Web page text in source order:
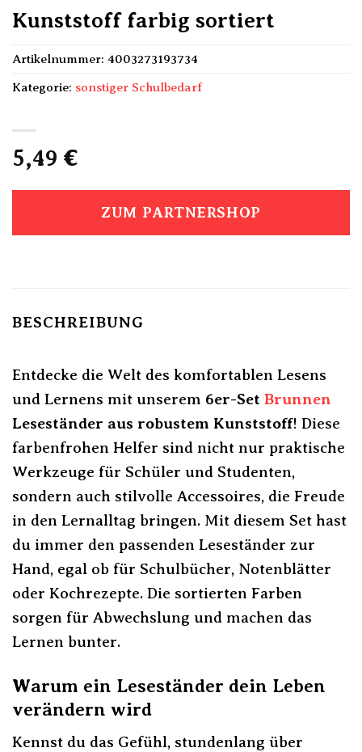
Kunststoff farbig sortiert
5,49 €
ZUM PARTNERSHOP
Artikelnummer: 4003273193734
Kategorie: sonstiger Schulbedarf
BESCHREIBUNG
Entdecke die Welt des komfortablen Lesens
und Lernens mit unserem 6er-Set Brunnen
Leseständer aus robustem Kunststoff! Diese
farbenfrohen Helfer sind nicht nur praktische
Werkzeuge für Schüler und Studenten,
sondern auch stilvolle Accessoires, die Freude
in den Lernalltag bringen. Mit diesem Set hast
du immer den passenden Leseständer zur
Hand, egal ob für Schulbücher, Notenblätter
oder Kochrezepte. Die sortierten Farben
sorgen für Abwechslung und machen das
Lernen bunter.
Warum ein Leseständer dein Leben
verändern wird
Kennst du das Gefühl, stundenlang über